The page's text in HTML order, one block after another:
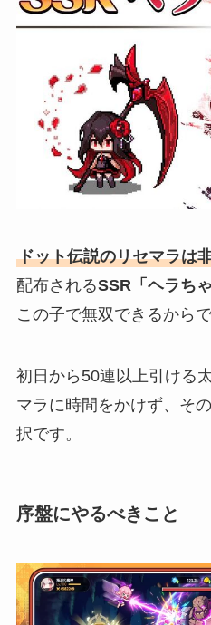
ドット伝説のリセマラは
配布されるSSR「ヘラちゃ
この子で無双できるからで
初日から50連以上引ける
マラに時間をかけず、そ
択です。
序盤にやるべきこと